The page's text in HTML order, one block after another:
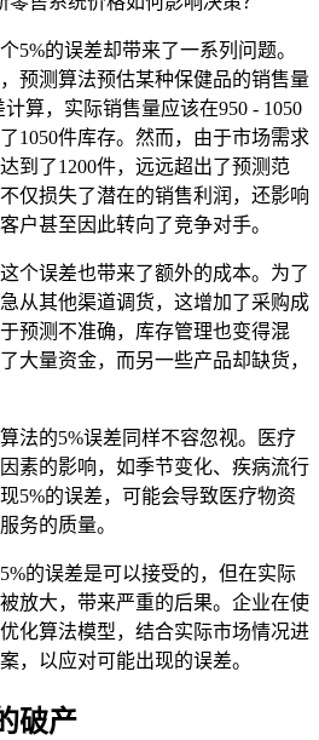
5%的误差却带来了一系列问题。
预测算法预估某种保健品的销售量
算，实际销售量应该在950 - 1050
1050件库存。然而，由于市场需求
到了1200件，远远超出了预测范
仅损失了潜在的销售利润，还影响
户甚至因此转向了竞争对手。
个误差也带来了额外的成本。为了
从其他渠道调货，这增加了采购成
预测不准确，库存管理也变得混
大量资金，而另一些产品却缺货，
法的5%误差同样不容忽视。医疗
素的影响，如季节变化、疾病流行
5%的误差，可能会导致医疗物资
务的质量。
的误差是可以接受的，但在实际
放大，带来严重的后果。企业在使
化算法模型，结合实际市场情况进
，以应对可能出现的误差。
破产